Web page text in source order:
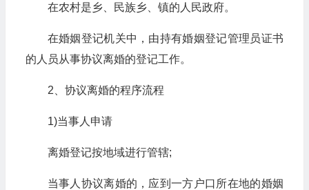
在农村是乡、民族乡、镇的人民政府。
在婚姻登记机关中，由持有婚姻登记管理员证书
的人员从事协议离婚的登记工作。
2、协议离婚的程序流程
1)当事人申请
离婚登记按地域进行管辖;
当事人协议离婚的，应到一方户口所在地的婚姻